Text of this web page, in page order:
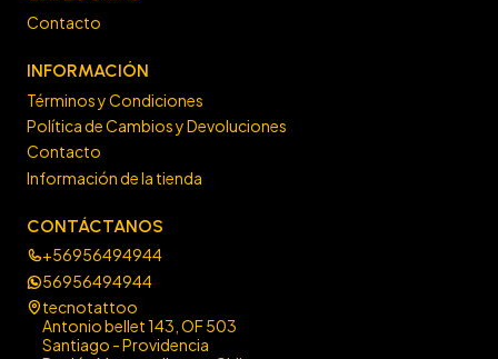
Contacto
INFORMACIÓN
Términos y Condiciones
Política de Cambios y Devoluciones
Contacto
Información de la tienda
CONTÁCTANOS
+56956494944
56956494944
tecnotattoo
Antonio bellet 143, OF 503
Santiago - Providencia